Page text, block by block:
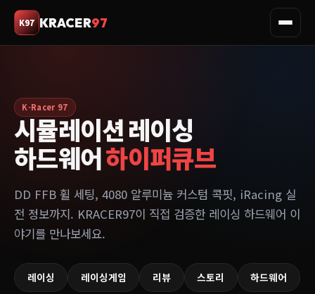
K97 KRACER97
K-Racer 97
시뮬레이션 레이싱
하드웨어 하이퍼큐브
DD FFB 휠 세팅, 4080 알루미늄 커스텀 콕핏, iRacing 실
전 정보까지. KRACER97이 직접 검증한 레이싱 하드웨어 이
야기를 만나보세요.
레이싱 레이싱게임 리뷰 스토리 하드웨어